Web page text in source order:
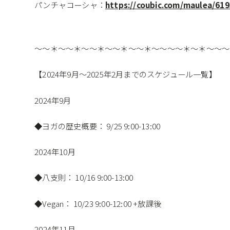
パンチャコーシャ： https://coubic.com/maulea/
～～＊～～＊～～＊～～＊～～＊～～～～＊～＊～～～
【2024年9月～2025年2月までのスケジュール一覧】
2024年9月
◆ヨガの歴史概要： 9/25 9:00-13:00
2024年10月
◆八支則： 10/16 9:00-13:00
◆Vegan： 10/23 9:00-12:00 +放課後